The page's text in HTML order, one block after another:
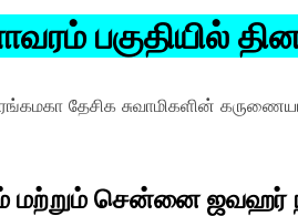
பகுதியில்
தேசிக சுவாமிகளின்
சென்னை ஜவஹர் நகர்